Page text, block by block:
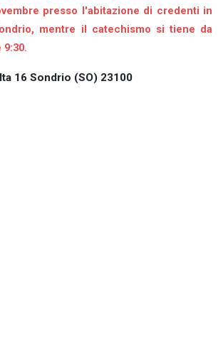
presso l'abitazione di credenti in
mentre il catechismo si tiene da
9:30.
16 Sondrio (SO) 23100